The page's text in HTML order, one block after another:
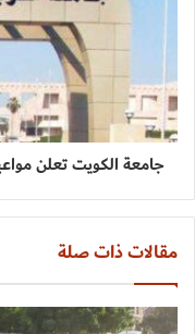
جامعة الكويت تعلن مواعيد
مقالات ذات صلة